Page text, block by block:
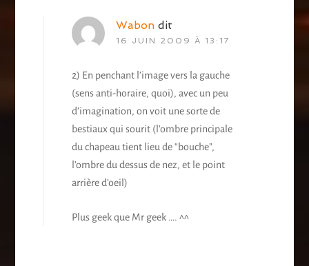
Wabon dit
16 JUIN 2009 À 13:17
2) En penchant l’image vers la gauche
(sens anti-horaire, quoi), avec un peu
d’imagination, on voit une sorte de
bestiaux qui sourit (l’ombre principale
du chapeau tient lieu de “bouche”,
l’ombre du dessus de nez, et le point
arrière d’oeil)
Plus geek que Mr geek …. ^^